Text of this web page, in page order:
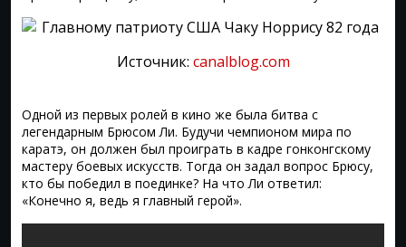
Источник: canalblog.com
Одной из первых ролей в кино же была битва с
легендарным Брюсом Ли. Будучи чемпионом мира по
каратэ, он должен был проиграть в кадре гонконгскому
мастеру боевых искусств. Тогда он задал вопрос Брюсу,
кто бы победил в поединке? На что Ли ответил:
«Конечно я, ведь я главный герой».